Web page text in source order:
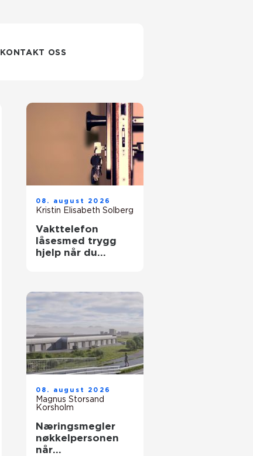
KONTAKT OSS
08. august 2026
Kristin Elisabeth Solberg
Vakttelefon
låsesmed trygg
hjelp når du
08. august 2026
Magnus Storsand
Korsholm
Næringsmegler
nøkkelpersonen
når